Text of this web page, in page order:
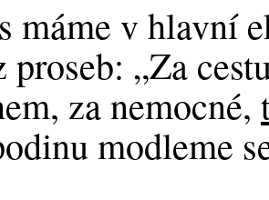
máme v hlavní
proseb: „Za
za nemocné,
modleme